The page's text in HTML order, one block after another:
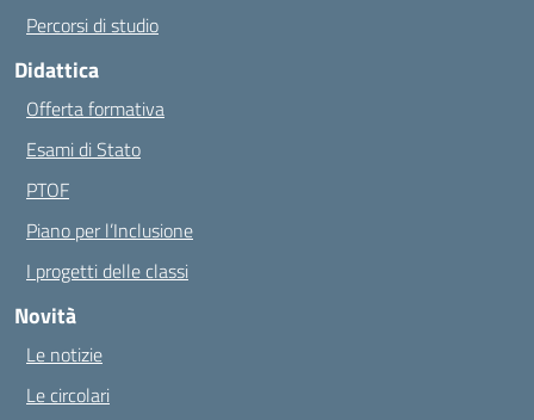
Percorsi di studio
Didattica
Offerta formativa
Esami di Stato
PTOF
Piano per l’Inclusione
I progetti delle classi
Novità
Le notizie
Le circolari